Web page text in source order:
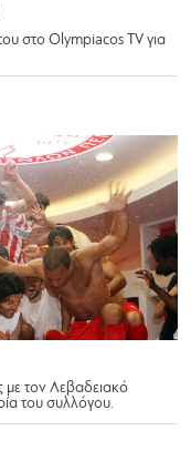
στο Olympiacos TV για
με τον Λεβαδειακό
του συλλόγου.